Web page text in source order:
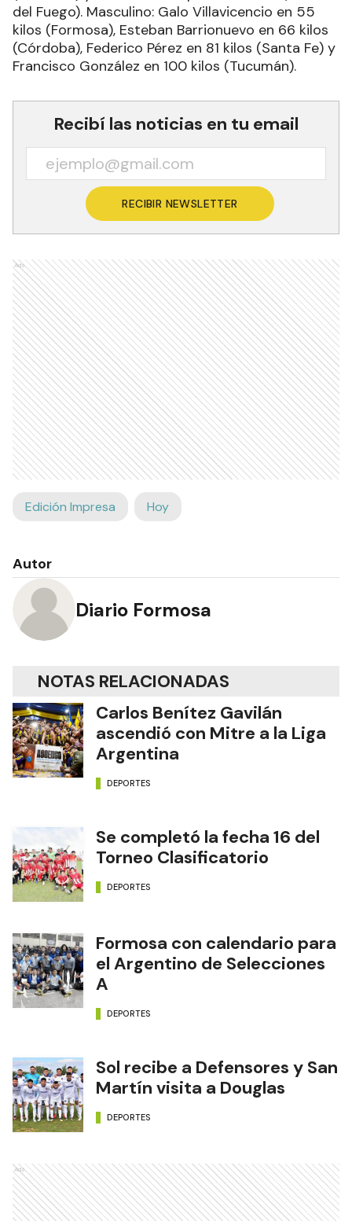
del Fuego). Masculino: Galo Villavicencio en 55
kilos (Formosa), Esteban Barrionuevo en 66 kilos
(Córdoba), Federico Pérez en 81 kilos (Santa Fe) y
Francisco González en 100 kilos (Tucumán).
Recibí las noticias en tu email
RECIBIR NEWSLETTER
Ads
Edición Impresa Hoy
Autor
Diario Formosa
NOTAS RELACIONADAS
Carlos Benítez Gavilán
ascendió con Mitre a la Liga
Argentina
DEPORTES
Se completó la fecha 16 del
Torneo Clasificatorio
DEPORTES
Formosa con calendario para
el Argentino de Selecciones
A
DEPORTES
Sol recibe a Defensores y San
Martín visita a Douglas
DEPORTES
Ads